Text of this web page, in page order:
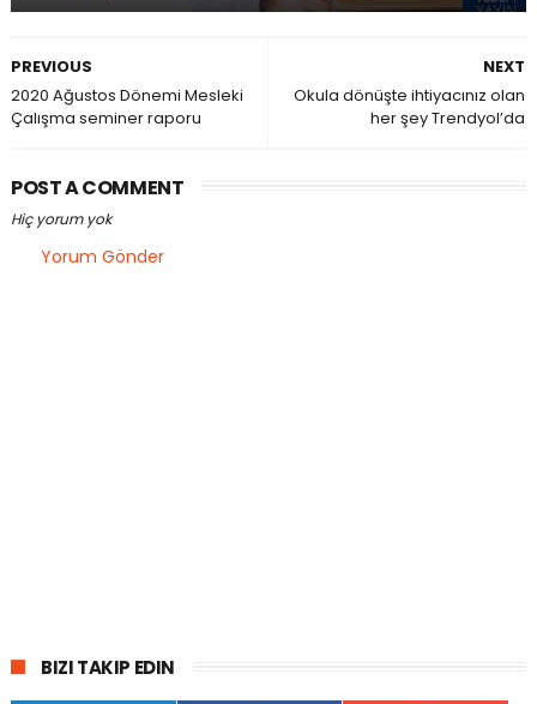
NEXT
Okula dönüşte ihtiyacınız olan
her şey Trendyol’da
PREVIOUS
2020 Ağustos Dönemi Mesleki
Çalışma seminer raporu
POST A COMMENT
Hiç yorum yok
Yorum Gönder
BIZI TAKIP EDIN